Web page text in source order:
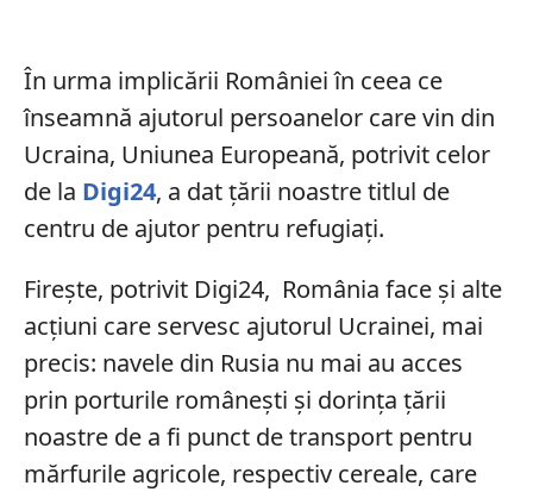
În urma implicării României în ceea ce
înseamnă ajutorul persoanelor care vin din
Ucraina, Uniunea Europeană, potrivit celor
de la Digi24, a dat țării noastre titlul de
centru de ajutor pentru refugiați.
Firește, potrivit Digi24, România face și alte
acțiuni care servesc ajutorul Ucrainei, mai
precis: navele din Rusia nu mai au acces
prin porturile românești și dorința țării
noastre de a fi punct de transport pentru
mărfurile agricole, respectiv cereale, care